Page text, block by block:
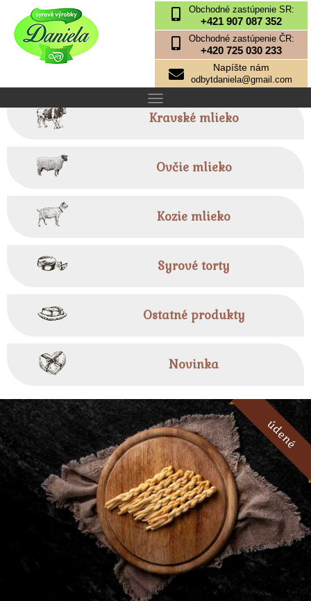
Obchodné zastúpenie SR:
+421 907 087 352
Obchodné zastúpenie ČR:
+420 725 030 233
Napíšte nám
odbytdaniela@gmail.com
Kravské mlieko
Ovčie mlieko
Kozie mlieko
Syrové torty
Ostatné produkty
Novinka
údené